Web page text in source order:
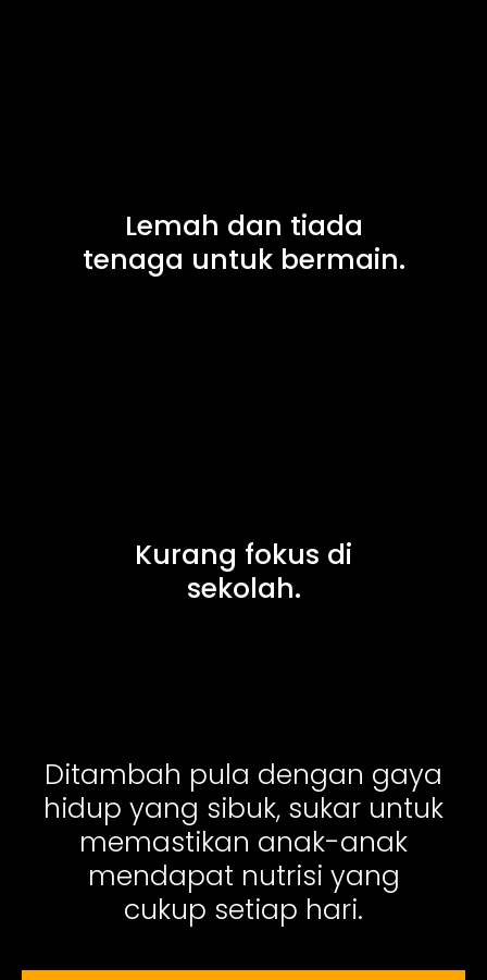
Lemah dan tiada
tenaga untuk bermain.
Kurang fokus di
sekolah.
Ditambah pula dengan gaya
hidup yang sibuk, sukar untuk
memastikan anak-anak
mendapat nutrisi yang
cukup setiap hari.